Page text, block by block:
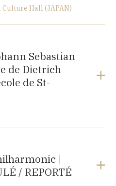
Hall (JAPAN)
町田2600-4
City, Tokyo (JAPAN)
Sebastian
de Dietrich
de St-
Saint-Barthélemy
|
/ REPORTÉ